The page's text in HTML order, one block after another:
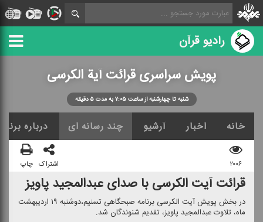
رادیو قرآن
پویش سراسری قرائت آیة الكرسی
شنبه تا چهارشنبه از ساعت ۷:۰۵ به مدت ۵ دقیقه
خانه اخبار آرشیو چند رسانه ای درباره
۲۰۰۶ اشتراک چاپ
قرائت آیت الكرسی با صدای عبدالمجید پاویز
در بخش پویش آیت الكرسی برنامه صبحگاهی تسنیم،دوشنبه ۱۹ اردیبهشت
ماه، تلاوت عبدالمجید پاویز، تقدیم شنوندگان شد.